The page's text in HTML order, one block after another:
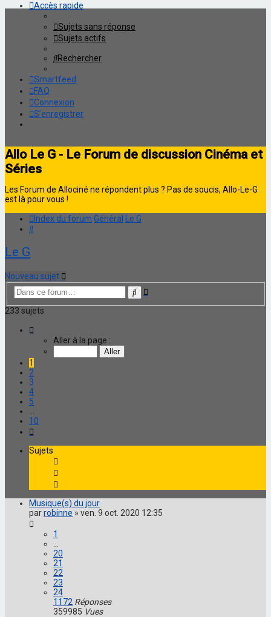
Accès rapide
Sujets sans réponse
Sujets actifs
Rechercher
Smartfeed
FAQ
Connexion
S’enregistrer
Allo Le G - Le Forum de discussion Cinéma et
Séries
Les Forum de Allociné ne répondent plus ? Pas de soucis, Allo-Le-G
est là pour vous !
Index du forum Général
Le G
Rechercher
Le G
Nouveau sujet
Rechercher
Recherche
233 sujets
1
10
Aller à la page :
1
2
3
4
5
10
Sujets
Musique(s) du jour
parrobinne » ven. 9 oct. 2020 12:35
1
20
21
22
23
24
1172 Réponses
359985 Vues